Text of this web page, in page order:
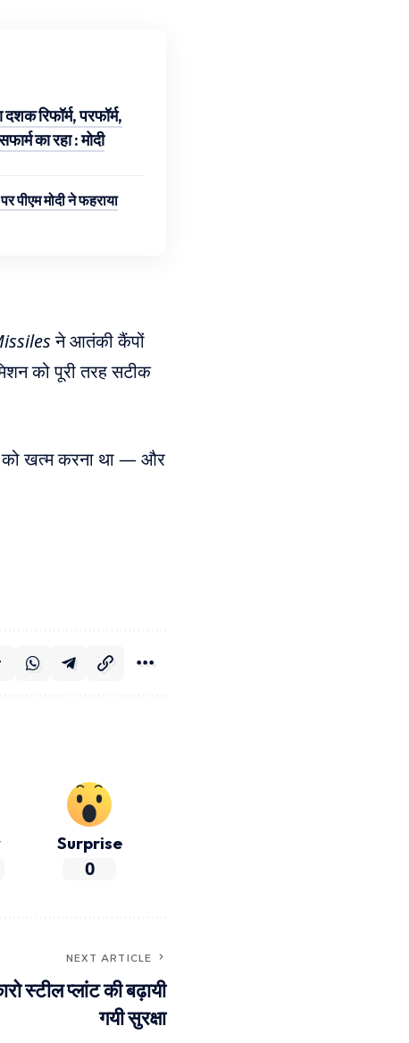
दशक रिफॉर्म, परफॉर्म,
का रहा : मोदी
पीएम मोदी ने फहराया
ने आतंकी कैंपों
को पूरी तरह सटीक
को खत्म करना था — और
Surprise
0
NEXT ARTICLE
स्टील प्लांट की बढ़ायी
गयी सुरक्षा